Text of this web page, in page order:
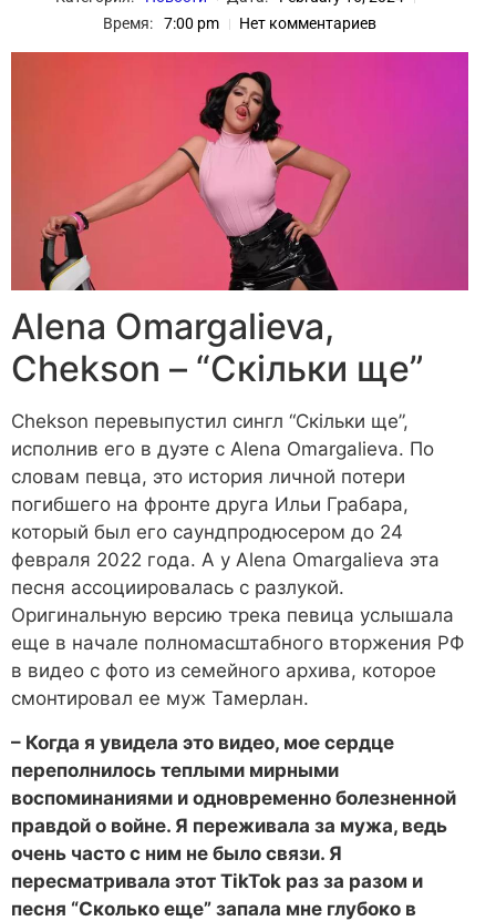
Время:
7:00 pm Нет комментариев
Alena Omargalieva,
Chekson – “Скільки ще”
Chekson перевыпустил сингл “Скільки ще”,
исполнив его в дуэте с Alena Omargalieva. По
словам певца, это история личной потери
погибшего на фронте друга Ильи Грабара,
который был его саундпродюсером до 24
февраля 2022 года. А у Alena Omargalieva эта
песня ассоциировалась с разлукой.
Оригинальную версию трека певица услышала
еще в начале полномасштабного вторжения РФ
в видео с фото из семейного архива, которое
смонтировал ее муж Тамерлан.
– Когда я увидела это видео, мое сердце
переполнилось теплыми мирными
воспоминаниями и одновременно болезненной
правдой о войне. Я переживала за мужа, ведь
очень часто с ним не было связи. Я
пересматривала этот TikTok раз за разом и
песня “Сколько еще” запала мне глубоко в